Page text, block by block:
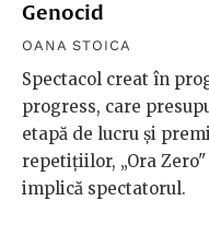
Genocid
OANA STOICA
Spectacol creat în
progress, care
etapă de lucru și
repetițiilor, „Ora
implică spectatorul.